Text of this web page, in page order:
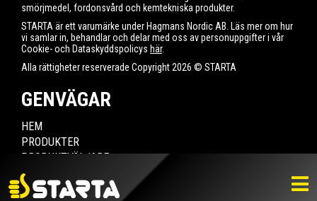
smörjmedel, fordonsvård och kemtekniska produkter.
STARTA är ett varumärke under Hagmans Nordic AB. Läs mer om hur
vi samlar in, behandlar och delar med oss av personuppgifter i vår
Cookie- och Dataskyddspolicys här.
Alla rättigheter reserverade Copyright 2026 © STARTA
GENVÄGAR
HEM
PRODUKTER
PRODUKTVÄLJARE
HITTA ÅTERFÖRSÄLJARE
NYHETER